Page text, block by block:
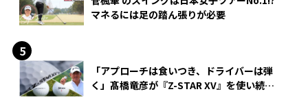
マネるには足の踏ん張りが必要
「アプローチは食いつき、ドライバーは弾
く」髙橋竜彦が『Z-STAR XV』を使い続け